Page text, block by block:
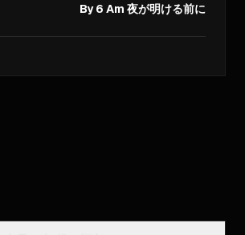
By 6 Am 夜が明ける前に